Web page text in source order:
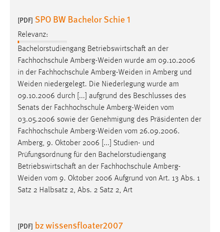
[PDF] SPO BW Bachelor Schie 1
Relevanz:
Bachelorstudiengang Betriebswirtschaft an der
Fachhochschule Amberg-Weiden wurde am 09.10.2006
in der Fachhochschule Amberg-Weiden in Amberg und
Weiden niedergelegt. Die Niederlegung wurde am
09.10.2006 durch [...] aufgrund des Beschlusses des
Senats der Fachhochschule Amberg-Weiden vom
03.05.2006 sowie der Genehmigung des Präsidenten der
Fachhochschule Amberg-Weiden vom 26.09.2006.
Amberg, 9. Oktober 2006 [...] Studien- und
Prüfungsordnung für den Bachelorstudiengang
Betriebswirtschaft an der Fachhochschule Amberg-
Weiden vom 9. Oktober 2006 Aufgrund von Art. 13 Abs. 1
Satz 2 Halbsatz 2, Abs. 2 Satz 2, Art
[PDF] bz wissensfloater2007